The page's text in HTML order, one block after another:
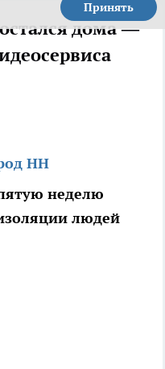
Принять
дома —
НН
неделю
людей